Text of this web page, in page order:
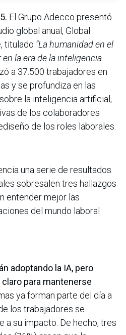
El Grupo Adecco presentó
global anual, Global
titulado “La humanidad en el
la era de la inteligencia
a 37.500 trabajadores en
y se profundiza en las
la inteligencia artificial,
de los colaboradores
de los roles laborales.
una serie de resultados
sobresalen tres hallazgos
entender mejor las
del mundo laboral
adoptando la IA, pero
para mantenerse
ya forman parte del día a
los trabajadores se
a su impacto. De hecho, tres